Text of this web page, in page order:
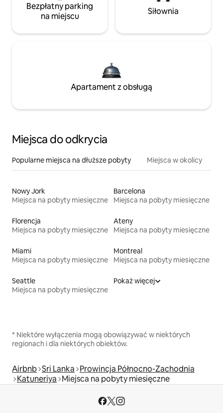
Bezpłatny parking
na miejscu
Siłownia
Apartament z obsługą
Miejsca do odkrycia
Popularne miejsca na dłuższe pobyty Miejsca w okolicy
Nowy Jork
Miejsca na pobyty miesięczne
Barcelona
Miejsca na pobyty miesięczne
Florencja
Miejsca na pobyty miesięczne
Ateny
Miejsca na pobyty miesięczne
Miami
Miejsca na pobyty miesięczne
Montreal
Miejsca na pobyty miesięczne
Seattle
Miejsca na pobyty miesięczne
Pokaż więcej
* Niektóre wyłączenia mogą obowiązywać w niektórych
regionach i dla niektórych obiektów.
Airbnb Sri Lanka Prowincja Północno-Zachodnia
Katuneriya Miejsca na pobyty miesięczne